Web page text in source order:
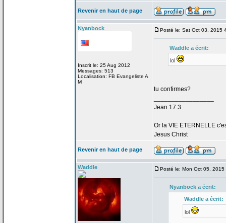
Revenir en haut de page
Nyanbock
Inscrit le: 25 Aug 2012
Messages: 513
Localisation: FB Evangeliste A
M
Posté le: Sat Oct 03, 2015
Waddle a écrit:
lol
tu confirmes?
Jean 17.3
Or la VIE ETERNELLE
Jesus Christ
Revenir en haut de page
Waddle Posté le: Mon Oct 05, 2015
Nyanbock a écrit:
Waddle aécrit:
lol